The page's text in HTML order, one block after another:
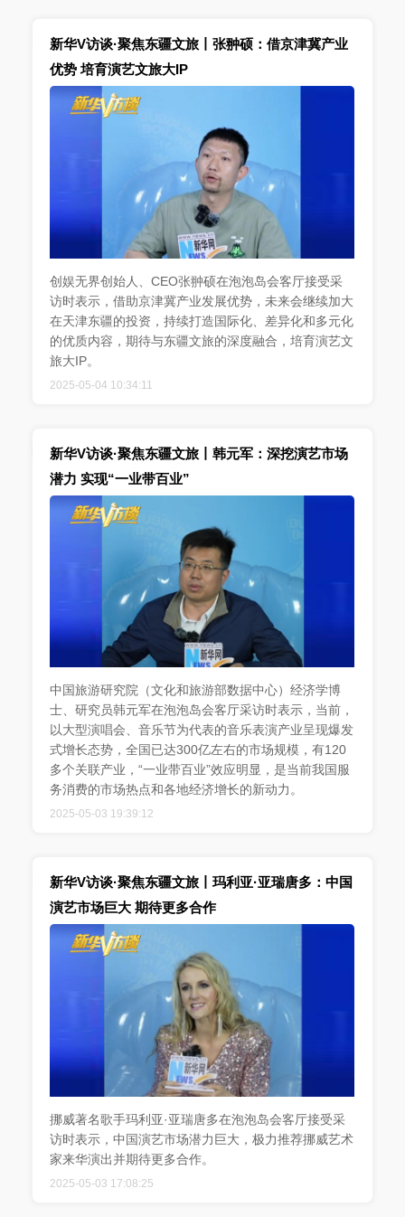
新华V访谈·聚焦东疆文旅丨张翀硕：借京津冀产业
优势 培育演艺文旅大IP
创娱无界创始人、CEO张翀硕在泡泡岛会客厅接受采
访时表示，借助京津冀产业发展优势，未来会继续加大
在天津东疆的投资，持续打造国际化、差异化和多元化
的优质内容，期待与东疆文旅的深度融合，培育演艺文
旅大IP。
2025-05-04 10:34:11
新华V访谈·聚焦东疆文旅丨韩元军：深挖演艺市场
潜力 实现“一业带百业”
中国旅游研究院（文化和旅游部数据中心）经济学博
士、研究员韩元军在泡泡岛会客厅采访时表示，当前，
以大型演唱会、音乐节为代表的音乐表演产业呈现爆发
式增长态势，全国已达300亿左右的市场规模，有120
多个关联产业，“一业带百业”效应明显，是当前我国服
务消费的市场热点和各地经济增长的新动力。
2025-05-03 19:39:12
新华V访谈·聚焦东疆文旅丨玛利亚·亚瑞唐多：中国
演艺市场巨大 期待更多合作
挪威著名歌手玛利亚·亚瑞唐多在泡泡岛会客厅接受采
访时表示，中国演艺市场潜力巨大，极力推荐挪威艺术
家来华演出并期待更多合作。
2025-05-03 17:08:25